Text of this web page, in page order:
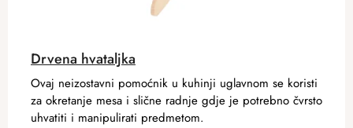
Drvena hvataljka
Ovaj neizostavni pomoćnik u kuhinji uglavnom se koristi
za okretanje mesa i slične radnje gdje je potrebno čvrsto
uhvatiti i manipulirati predmetom.